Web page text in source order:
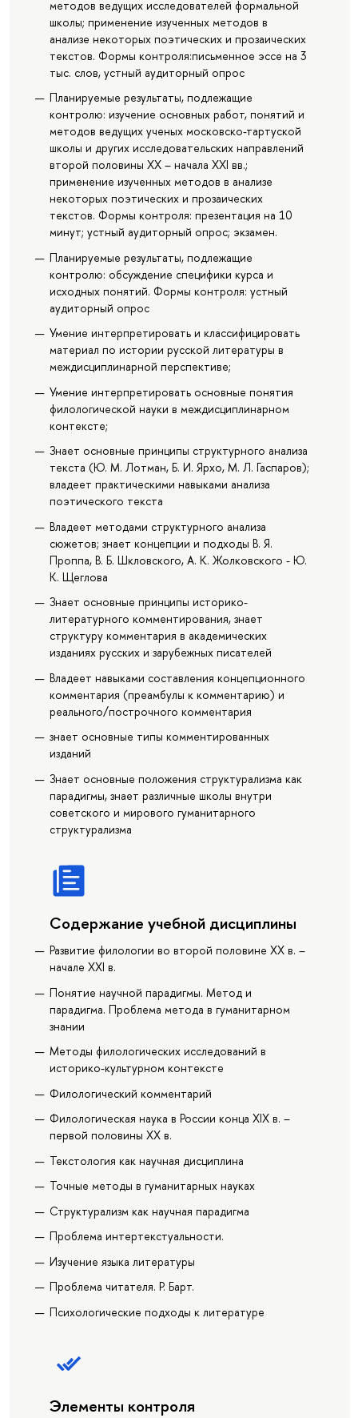
методов ведущих исследователей формальной
школы; применение изученных методов в
анализе некоторых поэтических и прозаических
текстов. Формы контроля:письменное эссе на 3
тыс. слов, устный аудиторный опрос
Планируемые результаты, подлежащие
контролю: изучение основных работ, понятий и
методов ведущих ученых московско-тартуской
школы и других исследовательских направлений
второй половины ХХ – начала XXI вв.;
применение изученных методов в анализе
некоторых поэтических и прозаических
текстов. Формы контроля: презентация на 10
минут; устный аудиторный опрос; экзамен.
Планируемые результаты, подлежащие
контролю: обсуждение специфики курса и
исходных понятий. Формы контроля: устный
аудиторный опрос
Умение интерпретировать и классифицировать
материал по истории русской литературы в
междисциплинарной перспективе;
Умение интерпретировать основные понятия
филологической науки в междисциплинарном
контексте;
Знает основные принципы структурного анализа
текста (Ю. М. Лотман, Б. И. Ярхо, М. Л. Гаспаров);
владеет практическими навыками анализа
поэтического текста
Владеет методами структурного анализа
сюжетов; знает концепции и подходы В. Я.
Проппа, В. Б. Шкловского, А. К. Жолковского - Ю.
К. Щеглова
Знает основные принципы историко-
литературного комментирования, знает
структуру комментария в академических
изданиях русских и зарубежных писателей
Владеет навыками составления концепционного
комментария (преамбулы к комментарию) и
реального/построчного комментария
знает основные типы комментированных
изданий
Знает основные положения структурализма как
парадигмы, знает различные школы внутри
советского и мирового гуманитарного
структурализма
Содержание учебной дисциплины
Развитие филологии во второй половине ХХ в. –
начале XXI в.
Понятие научной парадигмы. Метод и
парадигма. Проблема метода в гуманитарном
знании
Методы филологических исследований в
историко-культурном контексте
Филологический комментарий
Филологическая наука в России конца XIX в. –
первой половины XX в.
Текстология как научная дисциплина
Точные методы в гуманитарных науках
Структурализм как научная парадигма
Проблема интертекстуальности.
Изучение языка литературы
Проблема читателя. Р. Барт.
Психологические подходы к литературе
Элементы контроля